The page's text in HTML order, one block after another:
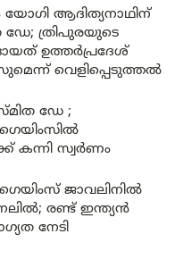
യോഗി ആദിത്യനാഥിന്
ഡേ; ത്രിപുരയുടെ
ഉത്തർപ്രദേശ്
വെളിപ്പെടുത്തൽ
ഡേ ;
കന്നി സ്വർണം
ജാവലിനിൽ
രണ്ട് ഇന്ത്യൻ
നേടി